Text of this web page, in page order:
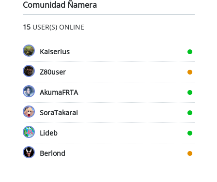
Comunidad Ñamera
15USER(S) ONLINE
Kaiserius
Z80user
AkumaFRTA
SoraTakarai
Lideb
Berlond